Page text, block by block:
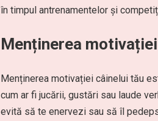
în timpul antrenamentelor și
Menținerea
Menținerea motivației câinelui tău
cum ar fi jucării, gustări sau laude
evită să te enervezi sau să îl